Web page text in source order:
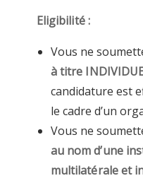
Eligibilité :
Vous ne
à titre
candidature est
le cadre d’un
Vous ne
au nom d’une
multilatérale et